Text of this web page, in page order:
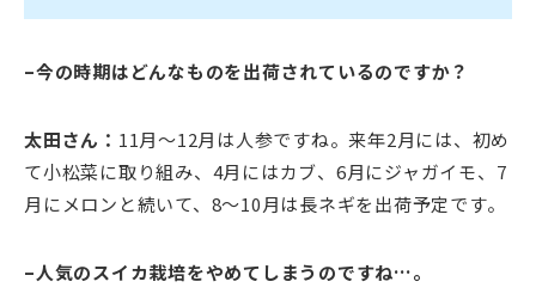
–今の時期はどんなものを出荷されているのですか？
太田さん： 11月～12月は人参ですね。来年2月には、初め
て小松菜に取り組み、4月にはカブ、6月にジャガイモ、7
月にメロンと続いて、8～10月は長ネギを出荷予定です。
–人気のスイカ栽培をやめてしまうのですね…。